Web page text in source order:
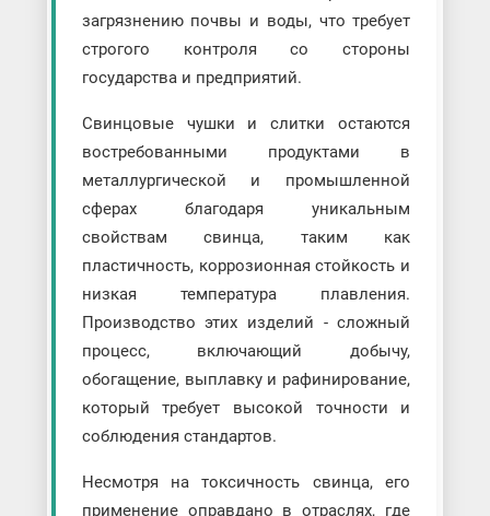
загрязнению почвы и воды, что требует
строгого контроля со стороны
государства и предприятий.
Свинцовые чушки и слитки остаются
востребованными продуктами в
металлургической и промышленной
сферах благодаря уникальным
свойствам свинца, таким как
пластичность, коррозионная стойкость и
низкая температура плавления.
Производство этих изделий - сложный
процесс, включающий добычу,
обогащение, выплавку и рафинирование,
который требует высокой точности и
соблюдения стандартов.
Несмотря на токсичность свинца, его
применение оправдано в отраслях, где